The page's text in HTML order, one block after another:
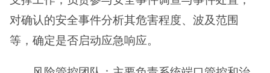
对确认的安全事件分析其危害程度、波及范围
等，确定是否启动应急响应。